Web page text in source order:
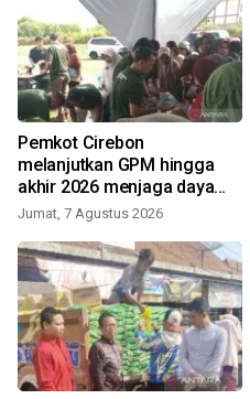
Pemkot Cirebon
melanjutkan GPM hingga
akhir 2026 menjaga daya
beli warga
Jumat, 7 Agustus 2026